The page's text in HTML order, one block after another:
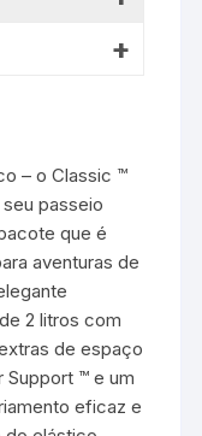
– o Classic ™
passeio
que é
aventuras de
2 litros com
de espaço
Support ™ e um
eficaz e